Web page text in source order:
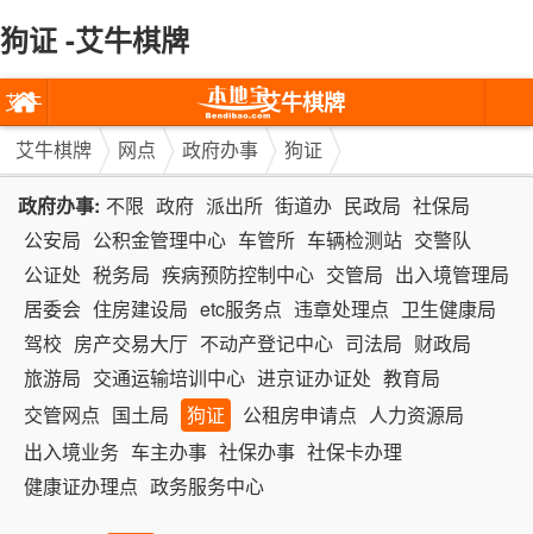
狗证 -艾牛棋牌
艾牛
棋牌
艾牛棋牌
艾牛棋牌 网点 政府办事 狗证
政府办事: 不限 政府 派出所 街道办 民政局 社保局
公安局 公积金管理中心 车管所 车辆检测站 交警队
公证处 税务局 疾病预防控制中心 交管局 出入境管理局
居委会 住房建设局 etc服务点 违章处理点 卫生健康局
驾校 房产交易大厅 不动产登记中心 司法局 财政局
旅游局 交通运输培训中心 进京证办证处 教育局
交管网点 国土局 狗证 公租房申请点 人力资源局
出入境业务 车主办事 社保办事 社保卡办理
健康证办理点 政务服务中心